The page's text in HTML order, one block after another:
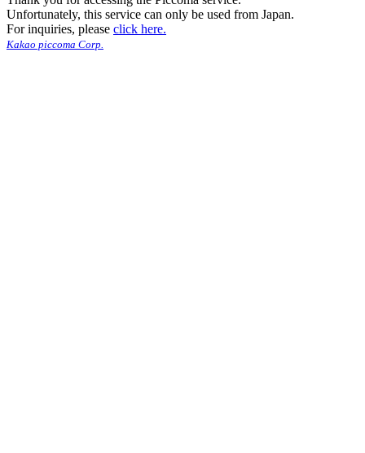
Unfortunately, this service can only be used from Japan.
For inquiries, please click here.
Kakao piccoma Corp.